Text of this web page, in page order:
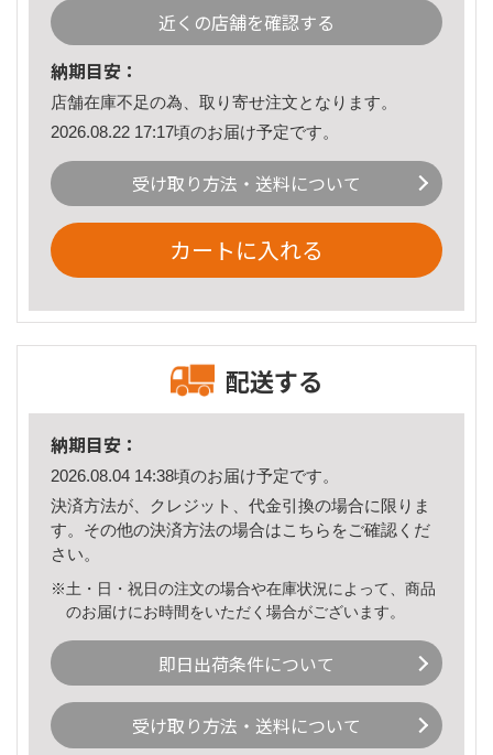
近くの店舗を確認する
納期目安：
店舗在庫不足の為、取り寄せ注文となります。
2026.08.22 17:17頃のお届け予定です。
受け取り方法・送料について
カートに入れる
配送する
納期目安：
2026.08.04 14:38頃のお届け予定です。
決済方法が、クレジット、代金引換の場合に限りま
す。その他の決済方法の場合はこちら をご確認くだ
さい。
※土・日・祝日の注文の場合や在庫状況によって、商品
のお届けにお時間をいただく場合がございます。
即日出荷条件について
受け取り方法・送料について